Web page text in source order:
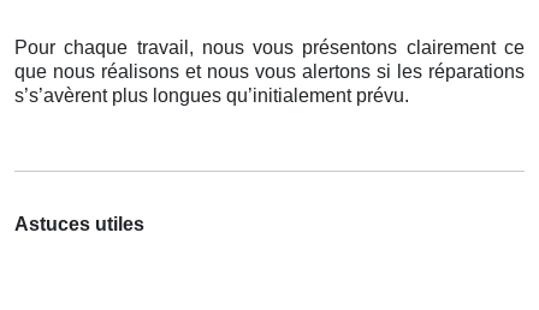
Pour chaque travail, nous vous présentons clairement ce
que nous réalisons et nous vous alertons si les réparations
s’s’avèrent plus longues qu’initialement prévu.
Astuces utiles